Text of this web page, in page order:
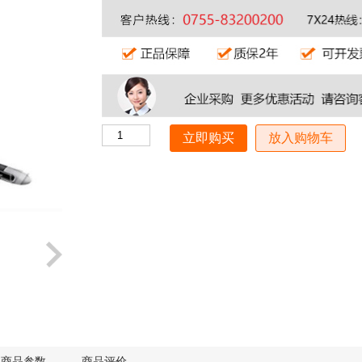
放入购物车